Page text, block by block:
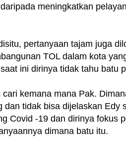
meningkatkan
pertanyaan tajam juga
TOL dalam kota
ini dirinya tidak tahu batu
cari kemana mana Pak.
dan tidak bisa dijelaskan Edy
Covid -19 dan dirinya fokus
dimana batu itu.